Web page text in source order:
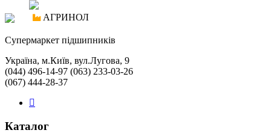
АГРИНОЛ
Cупермаркет підшипників
Україна, м.Київ, вул.Лугова, 9
(044) 496-14-97 (063) 233-03-26
(067) 444-28-37
Каталог